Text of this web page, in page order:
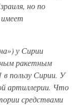
но по
у Сирии
ракетным
в пользу Сирии. У
артиллерии. Что
средствами